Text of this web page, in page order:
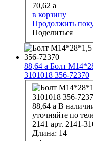
70,62 a
в корзину
Продолжить
Поделиться
88,64 a Болт
3101018 356-72370
88,64 a В
уточняйте по
2141 арт.
Длина: 14